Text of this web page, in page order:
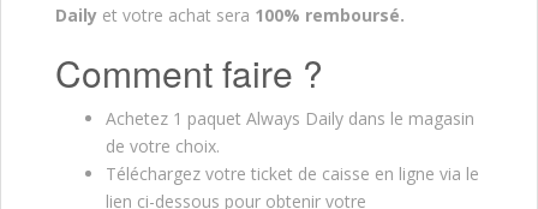
Daily et votre achat sera 100% remboursé.
Comment faire ?
Achetez 1 paquet Always Daily dans le magasin
de votre choix.
Téléchargez votre ticket de caisse en ligne via le
lien ci-dessous pour obtenir votre